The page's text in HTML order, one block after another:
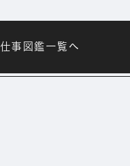
仕事図鑑一覧へ